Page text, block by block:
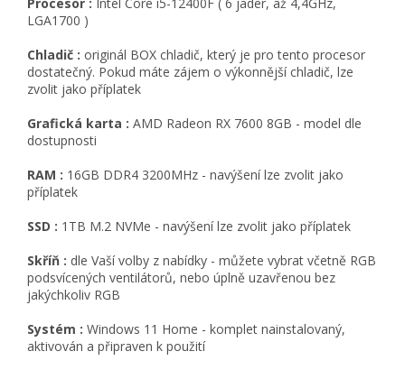
LGA1700 )
Chladič : originál BOX chladič, který je pro tento procesor
dostatečný. Pokud máte zájem o výkonnější chladič, lze
zvolit jako příplatek
Grafická karta : AMD Radeon RX 7600 8GB - model dle
dostupnosti
RAM : 16GB DDR4 3200MHz - navýšení lze zvolit jako
příplatek
SSD : 1TB M.2 NVMe - navýšení lze zvolit jako příplatek
Skříň : dle Vaší volby z nabídky - můžete vybrat včetně RGB
podsvícených ventilátorů, nebo úplně uzavřenou bez
jakýchkoliv RGB
Systém : Windows 11 Home - komplet nainstalovaný,
aktivován a připraven k použití